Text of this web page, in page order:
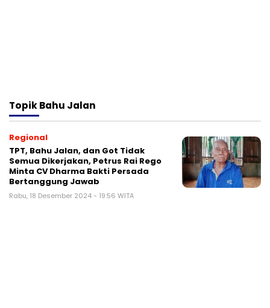
TopikBahu Jalan
Regional
TPT, Bahu Jalan, dan Got Tidak
Semua Dikerjakan, Petrus Rai Rego
Minta CV Dharma Bakti Persada
Bertanggung Jawab
Rabu, 18 Desember 2024 - 19:56 WITA